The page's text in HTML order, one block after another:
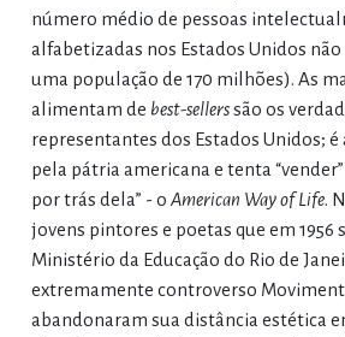
número médio de pessoas
alfabetizadas nos Estados Unidos não
uma população de 170 milhões). As
alimentam de best-sellerssão os
representantes dos Estados Unidos; é
pela pátria americana e tenta
por trás dela” - o American Way of Life.
jovens pintores e poetas que em 1956
Ministério da Educação do Rio de
extremamente controverso
abandonaram sua distância estética